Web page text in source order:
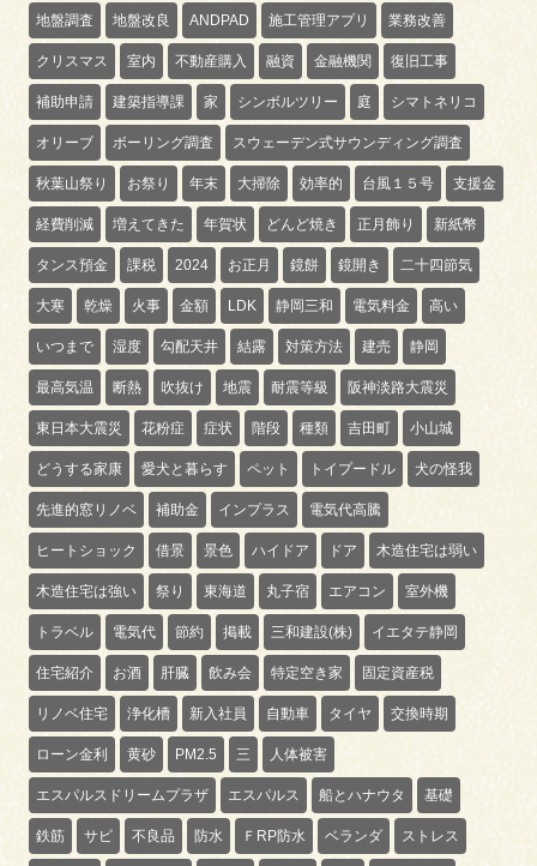
地盤調査 地盤改良 ANDPAD 施工管理アプリ 業務改善
クリスマス 室内 不動産購入 融資 金融機関 復旧工事
補助申請 建築指導課 家 シンボルツリー 庭 シマトネリコ
オリーブ ボーリング調査 スウェーデン式サウンディング調査
秋葉山祭り お祭り 年末 大掃除 効率的 台風１５号 支援金
経費削減 増えてきた 年賀状 どんど焼き 正月飾り 新紙幣
タンス預金 課税 2024 お正月 鏡餅 鏡開き 二十四節気
大寒 乾燥 火事 金額 LDK 静岡三和 電気料金 高い
いつまで 湿度 勾配天井 結露 対策方法 建売 静岡
最高気温 断熱 吹抜け 地震 耐震等級 阪神淡路大震災
東日本大震災 花粉症 症状 階段 種類 吉田町 小山城
どうする家康 愛犬と暮らす ペット トイプードル 犬の怪我
先進的窓リノベ 補助金 インプラス 電気代高騰
ヒートショック 借景 景色 ハイドア ドア 木造住宅は弱い
木造住宅は強い 祭り 東海道 丸子宿 エアコン 室外機
トラベル 電気代 節約 掲載 三和建設(株) イエタテ静岡
住宅紹介 お酒 肝臓 飲み会 特定空き家 固定資産税
リノベ住宅 浄化槽 新入社員 自動車 タイヤ 交換時期
ローン金利 黄砂 PM2.5 三 人体被害
エスパルスドリームプラザ エスパルス 船とハナウタ 基礎
鉄筋 サビ 不良品 防水 ＦRP防水 ベランダ ストレス